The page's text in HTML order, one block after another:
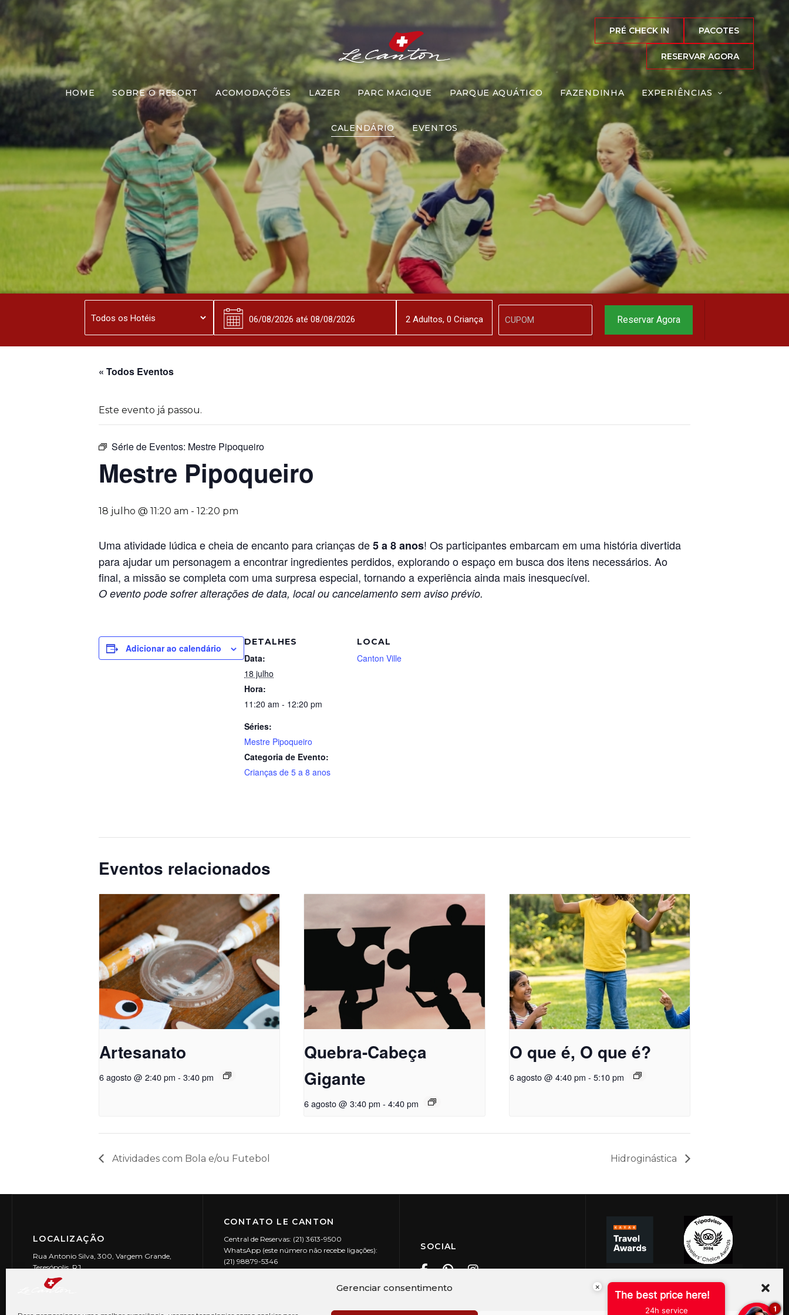
Gerenciar consentimento
PRÉ CHECK IN PACOTES
RESERVAR AGORA
HOME SOBRE O RESORT ACOMODAÇÕES LAZER PARC MAGIQUE PARQUE AQUÁTICO FAZENDINHA EXPERIÊNCIAS
CALENDÁRIO EVENTOS
Mestre Pipoqueiro
« Todos Eventos
Este evento já passou.
Série de Eventos: Mestre Pipoqueiro
Mestre Pipoqueiro
18 julho @ 11:20 am - 12:20 pm
Uma atividade lúdica e cheia de encanto para crianças de5 a 8 anos! Os participantes embarcam em uma história divertida
para ajudar um personagem a encontrar ingredientes perdidos, explorando o espaço em busca dos itens necessários. Ao
final, a missão se completa com uma surpresa especial, tornando a experiência ainda mais inesquecível.
O evento pode sofrer alterações de data, local ou cancelamento sem aviso prévio.
Adicionar ao calendário
DETALHES
Data:
18 julho
Hora:
11:20 am - 12:20 pm
Séries:
Mestre Pipoqueiro
Categoria de Evento:
Crianças de 5 a 8 anos
LOCAL
Canton Ville
Eventos relacionados
Artesanato
6 agosto @ 2:40 pm - 3:40 pm
Quebra-Cabeça
Gigante
6 agosto @ 3:40 pm - 4:40 pm
O que é, O que é?
6 agosto @ 4:40 pm - 5:10 pm
Atividades com Bola e/ou Futebol Hidroginástica
LOCALIZAÇÃO
Rua Antonio Silva, 300, Vargem Grande,
Teresópolis, RJ
CEP: 25990-150
CONTATO LE CANTON
Central de Reservas: (21) 3613-9500
WhatsApp (este número não recebe ligações):
(21) 98879-5346
SOCIAL
2Adultos, 0 Criança
Reserve agora, com
o melhor preço
garantido
▼
Reservar Agora
×
The best price here!
24h service 1